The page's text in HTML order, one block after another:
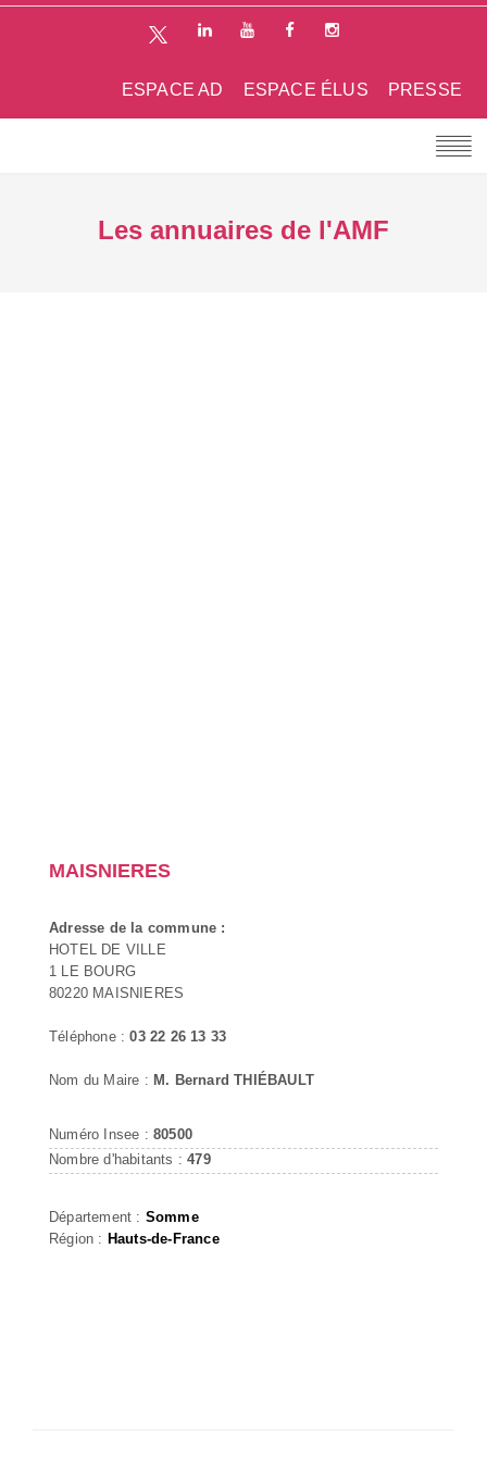
PRESSE
ESPACE ÉLUS
ESPACE AD
Les annuaires de l'AMF
MAISNIERES
Adresse de la commune :
HOTEL DE VILLE
1 LE BOURG
80220 MAISNIERES
Téléphone :03 22 26 13 33
Nom du Maire : M. Bernard THIÉBAULT
Numéro Insee : 80500
Nombre d'habitants :479
Département : Somme
Région : Hauts-de-France